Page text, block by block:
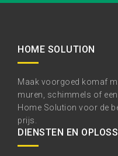
HOME SOLUTION
Maak voorgoed komaf
muren, schimmels of
Home Solution voor de
prijs.
DIENSTEN EN